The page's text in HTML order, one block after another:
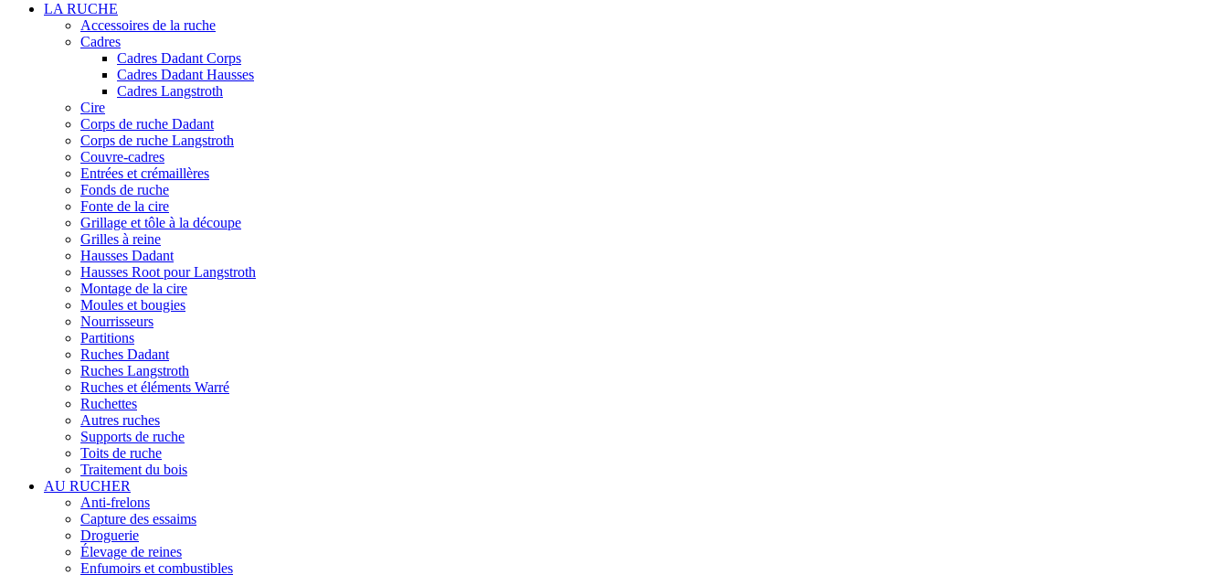
LA RUCHE
Accessoires de la ruche
Cadres
Cadres Dadant Corps
Cadres Dadant Hausses
Cadres Langstroth
Cire
Corps de ruche Dadant
Corps de ruche Langstroth
Couvre-cadres
Entrées et crémaillères
Fonds de ruche
Fonte de la cire
Grillage et tôle à la découpe
Grilles à reine
Hausses Dadant
Hausses Root pour Langstroth
Montage de la cire
Moules et bougies
Nourrisseurs
Partitions
Ruches Dadant
Ruches Langstroth
Ruches et éléments Warré
Ruchettes
Autres ruches
Supports de ruche
Toits de ruche
Traitement du bois
AU RUCHER
Anti-frelons
Capture des essaims
Droguerie
Élevage de reines
Enfumoirs et combustibles